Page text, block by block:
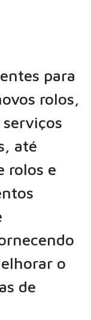
para
rolos,
até
rolos e
o
de